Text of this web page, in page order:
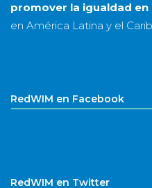
promover la igualdad
en América Latina y el
RedWIM en Facebook
RedWIM en Twitter